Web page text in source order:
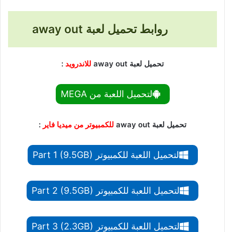
روابط تحميل لعبة away out
تحميل لعبة away out للاندرويد :
لتحميل اللعبة من MEGA
تحميل لعبة away out للكمبيوتر من ميديا فاير :
لتحميل اللعبة للكمبيوتر Part 1 (9.5GB)
لتحميل اللعبة للكمبيوتر Part 2 (9.5GB)
لتحميل اللعبة للكمبيوتر Part 3 (2.3GB)